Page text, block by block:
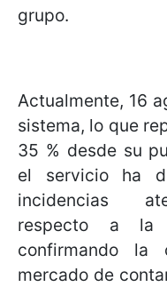
grupo.
Actualmente, 16
sistema, lo que
35 % desde su
el servicio ha
incidencias
respecto a la
confirmando la
mercado de